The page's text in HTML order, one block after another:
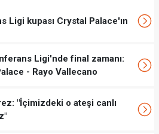
Ligi kupası Crystal Palace'ın
Ligi'nde final zamanı:
- Rayo Vallecano
"İçimizdeki o ateşi canlı